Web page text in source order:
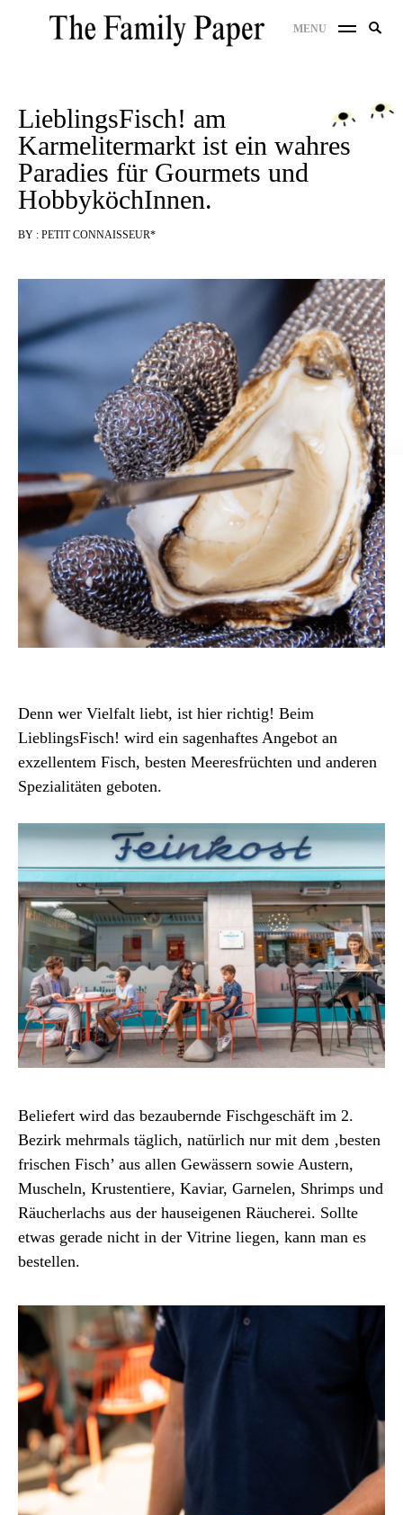
MENU
LieblingsFisch! am
Karmelitermarkt ist ein wahres
Paradies für Gourmets und
HobbyköchInnen.
BY : PETIT CONNAISSEUR*
Denn wer Vielfalt liebt, ist hier richtig! Beim
LieblingsFisch! wird ein sagenhaftes Angebot an
exzellentem Fisch, besten Meeresfrüchten und anderen
Spezialitäten geboten.
Beliefert wird das bezaubernde Fischgeschäft im 2.
Bezirk mehrmals täglich, natürlich nur mit dem ‚besten
frischen Fisch’ aus allen Gewässern sowie Austern,
Muscheln, Krustentiere, Kaviar, Garnelen, Shrimps und
Räucherlachs aus der hauseigenen Räucherei. Sollte
etwas gerade nicht in der Vitrine liegen, kann man es
bestellen.
Search